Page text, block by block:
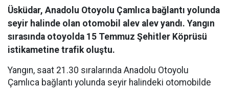
Üsküdar, Anadolu Otoyolu Çamlıca bağlantı yolunda
seyir halinde olan otomobil alev alev yandı. Yangın
sırasında otoyolda 15 Temmuz Şehitler Köprüsü
istikametine trafik oluştu.
Yangın, saat 21.30 sıralarında Anadolu Otoyolu
Çamlıca bağlantı yolunda seyir halindeki otomobilde